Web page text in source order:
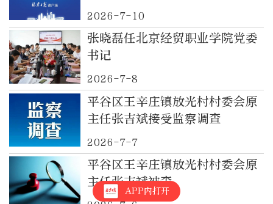
2026-7-10
张晓磊任北京经贸职业学院党委
书记
2026-7-8
平谷区王辛庄镇放光村村委会原
主任张吉斌接受监察调查
2026-7-7
平谷区王辛庄镇放光村村委会原
主任张吉斌被查
APP内打开